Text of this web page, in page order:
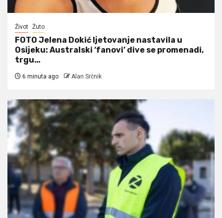
Život Žuto
FOTO Jelena Dokić ljetovanje nastavila u
Osijeku: Australski ‘fanovi’ dive se promenadi,
trgu…
6 minuta ago Alan Srčnik